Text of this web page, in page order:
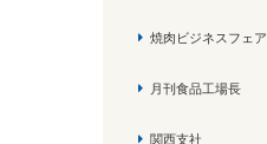
焼肉ビジネスフェア
月刊食品工場長
関西支社